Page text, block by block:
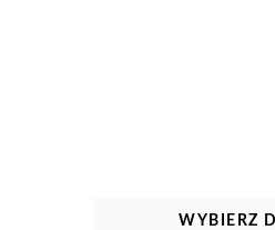
WYBIERZ